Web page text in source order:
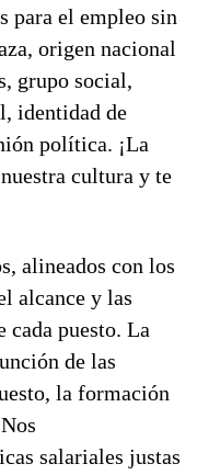
para el empleo sin
origen nacional
grupo social,
identidad de
política. ¡La
cultura y te
alineados con los
alcance y las
cada puesto. La
de las
la formación
salariales justas